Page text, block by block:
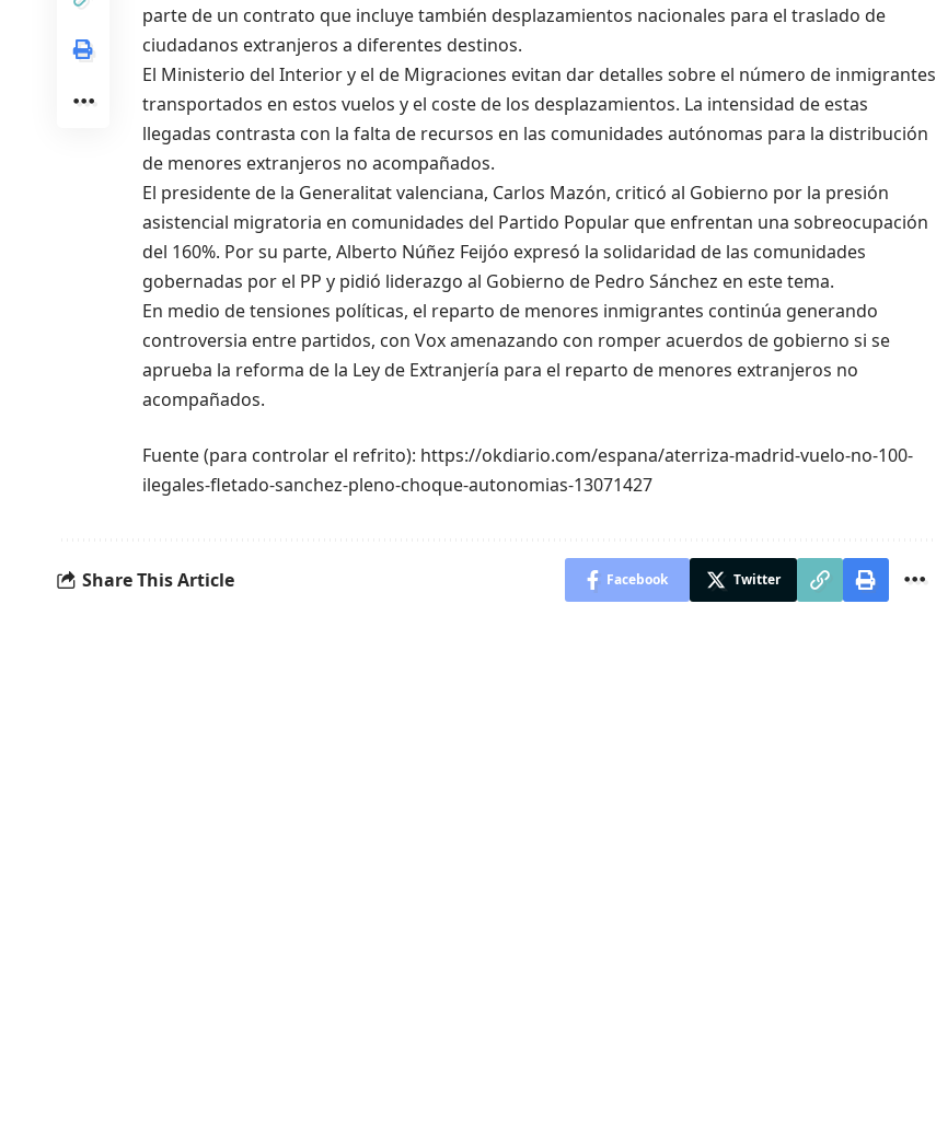
parte de un contrato que incluye también desplazamientos nacionales para el traslado de
ciudadanos extranjeros a diferentes destinos.
El Ministerio del Interior y el de Migraciones evitan dar detalles sobre el número de inmigrantes
transportados en estos vuelos y el coste de los desplazamientos. La intensidad de estas
llegadas contrasta con la falta de recursos en las comunidades autónomas para la distribución
de menores extranjeros no acompañados.
El presidente de la Generalitat valenciana, Carlos Mazón, criticó al Gobierno por la presión
asistencial migratoria en comunidades del Partido Popular que enfrentan una sobreocupación
del 160%. Por su parte, Alberto Núñez Feijóo expresó la solidaridad de las comunidades
gobernadas por el PP y pidió liderazgo al Gobierno de Pedro Sánchez en este tema.
En medio de tensiones políticas, el reparto de menores inmigrantes continúa generando
controversia entre partidos, con Vox amenazando con romper acuerdos de gobierno si se
aprueba la reforma de la Ley de Extranjería para el reparto de menores extranjeros no
acompañados.
Fuente (para controlar el refrito): https://okdiario.com/espana/aterriza-madrid-vuelo-no-100-
ilegales-fletado-sanchez-pleno-choque-autonomias-13071427
Share This Article Facebook Twitter